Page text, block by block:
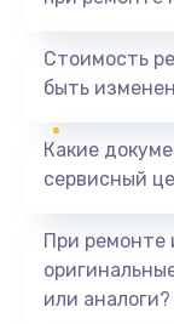
Стоимость
быть
Какие
сервисный
При ремонте
или аналоги?